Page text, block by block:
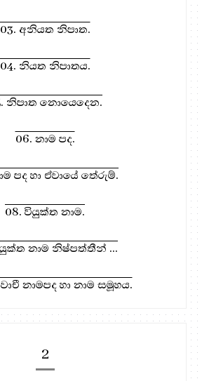
03. අනියත නිපාත.
04. නියත නිපාතය.
නිපාත නොයෙදෙන.
06. නාම පද.
පද හා ඒවායේ තේරුම්.
08. වියුක්ත නාම.
නාම නිෂ්පත්තීන් ...
නාමපද හා නාම සමූහය.
2